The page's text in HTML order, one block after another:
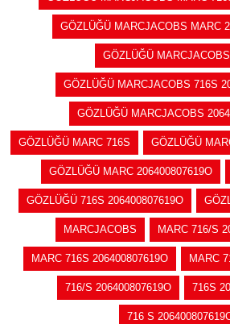
GÖZLÜĞÜ MARCJACOBS MARC
GÖZLÜĞÜ
GÖZLÜĞÜ MARCJACOBS 716S
GÖZLÜĞÜ MARCJACOBS
GÖZLÜĞÜ MARC 716S GÖZLÜĞÜ
GÖZLÜĞÜ MARC 206400807619O
GÖZLÜĞÜ 716S 206400807619O
MARCJACOBS MARC 716/S
MARC 716S 206400807619O MARC
716/S 206400807619O 716S
716 S